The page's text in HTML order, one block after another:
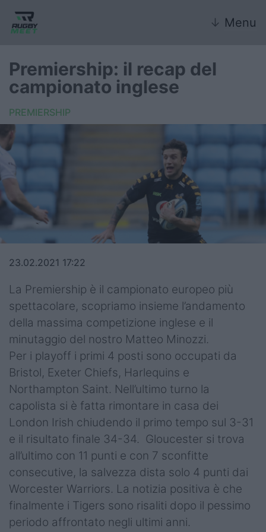
↓ Menu
Nazionale
Nazionali giovanili
Internazionale
6 Nazioni
United Rugby Championship
Top14
Premiership
Champions Cup
Challenge Cup
World Rugby
Rugby World Cup
Super Rugby
Rugby in TV
Mercato
Serie A Elite
Premiership: il recap del
campionato inglese
PREMIERSHIP
23.02.2021 17:22
La Premiership è il campionato europeo più
spettacolare, scopriamo insieme l’andamento
della massima competizione inglese e il
minutaggio del nostro Matteo Minozzi.
Per i playoff i primi 4 posti sono occupati da
Bristol, Exeter Chiefs, Harlequins e
Northampton Saint. Nell’ultimo turno la
capolista si è fatta rimontare in casa dei
London Irish chiudendo il primo tempo sul 3-31
e il risultato finale 34-34. Gloucester si trova
all’ultimo con 11 punti e con 7 sconfitte
consecutive, la salvezza dista solo 4 punti dai
Worcester Warriors. La notizia positiva è che
finalmente i Tigers sono risaliti dopo il pessimo
periodo affrontato negli ultimi anni.